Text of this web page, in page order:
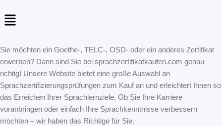
Menu
Sie möchten ein Goethe-, TELC-, OSD- oder ein anderes Zertifikat
erwerben? Dann sind Sie bei sprachzertifikatkaufen.com genau
richtig! Unsere Website bietet eine große Auswahl an
Sprachzertifizierungsprüfungen zum Kauf an und erleichtert Ihnen so
das Erreichen Ihrer Sprachlernziele. Ob Sie Ihre Karriere
voranbringen oder einfach Ihre Sprachkenntnisse verbessern
möchten – wir haben das Richtige für Sie.